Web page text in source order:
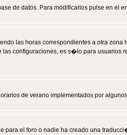
de datos. Para modificarlos pulse en el
las horas correspondientes a otra
configuraciones, es s�lo para
de verano implementados por
el foro o nadie ha creado una